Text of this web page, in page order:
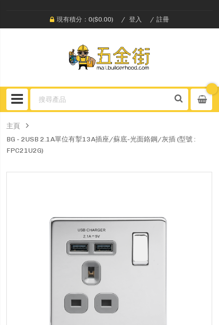
現有積分：0($0.00) 登入 註冊
主頁
BG - 2USB 2.1A單位有掣13A插座/蘇底-光面鉻鋼/灰插 (型號 :
FPC21U2G)